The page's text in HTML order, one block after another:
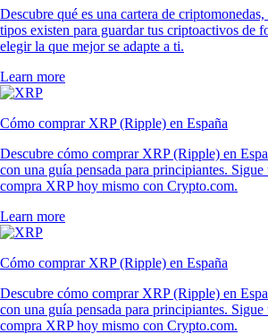
Descubre qué es una cartera de
tipos existen para guardar tus criptoactivos de
elegir la que mejor se adapte a ti.
Learn more
Cómo comprar XRP (Ripple) en España
Descubre cómo comprar XRP (Ripple) en
con una guía pensada para principiantes. Sigue
compra XRP hoy mismo con Crypto.com.
Learn more
Cómo comprar XRP (Ripple) en España
Descubre cómo comprar XRP (Ripple) en
con una guía pensada para principiantes. Sigue
compra XRP hoy mismo con Crypto.com.